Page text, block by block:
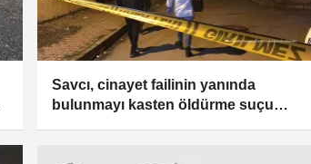
Savcı, cinayet failinin yanında
bulunmayı kasten öldürme suçu